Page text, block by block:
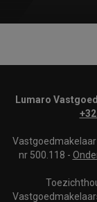
Lumaro
nr 500.118 -